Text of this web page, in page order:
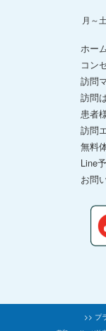
月～
ホー
コン
訪問
訪問
患者
訪問
無料
Line
お問
>> プ